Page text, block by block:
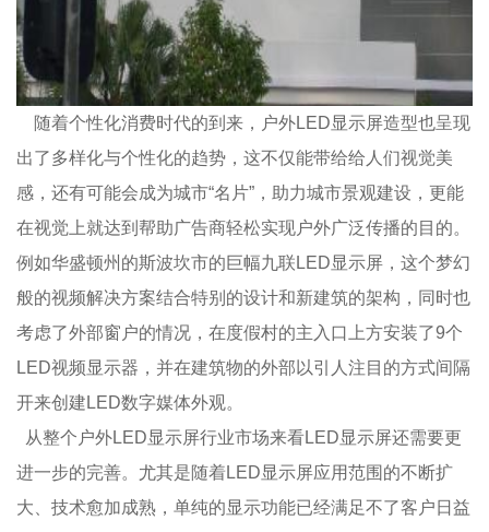
随着个性化消费时代的到来，户外LED显示屏造型也呈现
出了多样化与个性化的趋势，这不仅能带给给人们视觉美
感，还有可能会成为城市“名片”，助力城市景观建设，更能
在视觉上就达到帮助广告商轻松实现户外广泛传播的目的。
例如华盛顿州的斯波坎市的巨幅九联LED显示屏，这个梦幻
般的视频解决方案结合特别的设计和新建筑的架构，同时也
考虑了外部窗户的情况，在度假村的主入口上方安装了9个
LED视频显示器，并在建筑物的外部以引人注目的方式间隔
开来创建LED数字媒体外观。
从整个户外LED显示屏行业市场来看LED显示屏还需要更
进一步的完善。尤其是随着LED显示屏应用范围的不断扩
大、技术愈加成熟，单纯的显示功能已经满足不了客户日益